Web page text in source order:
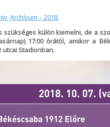
,Archívum – 2018.
szükséges külön kiemelni, de a
17:00 órától, amikor a
utcai Stadionban.